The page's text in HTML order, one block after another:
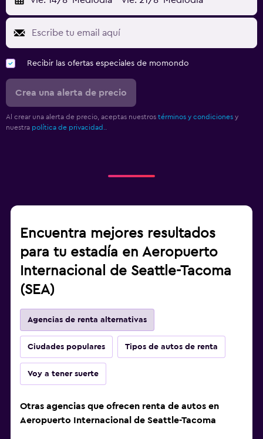
Recibir las ofertas especiales de momondo
Crea una alerta de precio
Al crear una alerta de precio, aceptas nuestros términos y condiciones y
nuestra política de privacidad..
Encuentra mejores resultados
para tu estadía en Aeropuerto
Internacional de Seattle-Tacoma
(SEA)
Agencias de renta alternativas
Ciudades populares Tipos de autos de renta
Voy a tener suerte
Otras agencias que ofrecen renta de autos en
Aeropuerto Internacional de Seattle-Tacoma